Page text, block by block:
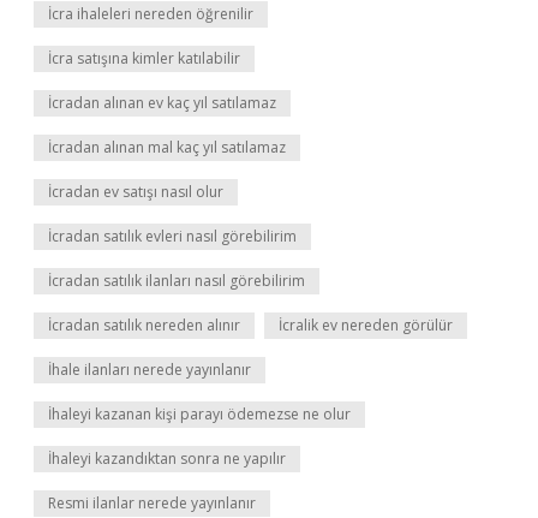
İcra ihaleleri nereden öğrenilir
İcra satışına kimler katılabilir
İcradan alınan ev kaç yıl satılamaz
İcradan alınan mal kaç yıl satılamaz
İcradan ev satışı nasıl olur
İcradan satılık evleri nasıl görebilirim
İcradan satılık ilanları nasıl görebilirim
İcradan satılık nereden alınır İcralik ev nereden görülür
İhale ilanları nerede yayınlanır
İhaleyi kazanan kişi parayı ödemezse ne olur
İhaleyi kazandıktan sonra ne yapılır
Resmi ilanlar nerede yayınlanır